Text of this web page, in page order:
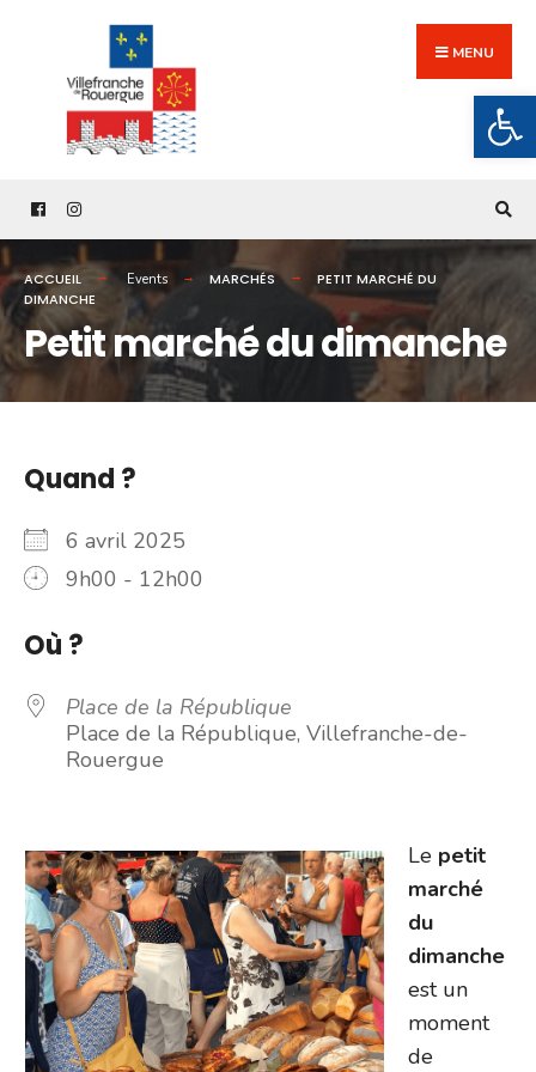
content
MENU
ACCUEIL Events MARCHÉS
PETIT MARCHÉ DU
DIMANCHE
Petit marché du dimanche
Quand ?
6 avril 2025
9h00 - 12h00
Où ?
Place de la République
Place de la République, Villefranche-de-
Rouergue
Le petit
marché
du
dimanche
est un
moment
de